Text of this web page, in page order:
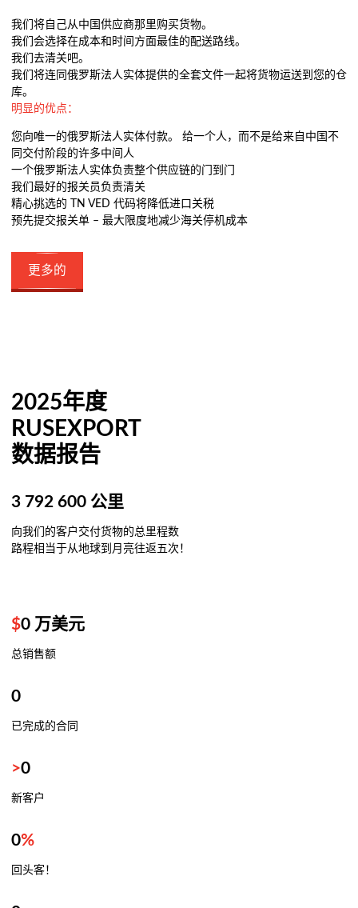
我们将自己从中国供应商那里购买货物。
我们会选择在成本和时间方面最佳的配送路线。
我们去清关吧。
我们将连同俄罗斯法人实体提供的全套文件一起将货物运送到您的仓
库。
明显的优点：
您向唯一的俄罗斯法人实体付款。 给一个人，而不是给来自中国不
同交付阶段的许多中间人
一个俄罗斯法人实体负责整个供应链的门到门
我们最好的报关员负责清关
精心挑选的 TN VED 代码将降低进口关税
预先提交报关单 – 最大限度地减少海关停机成本
更多的
2025年度
RUSEXPORT
数据报告
3 792 600 公里
向我们的客户交付货物的总里程数
路程相当于从地球到月亮往返五次！
$0 万美元
总销售额
0
已完成的合同
>0
新客户
0%
回头客！